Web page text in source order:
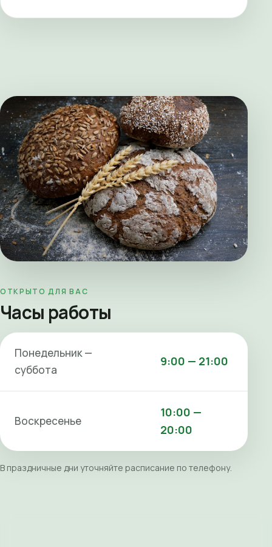
ОТКРЫТО ДЛЯ ВАС
Часы работы
Понедельник —
суббота
9:00 — 21:00
Воскресенье
10:00 —
20:00
В праздничные дни уточняйте расписание по телефону.